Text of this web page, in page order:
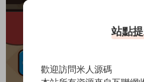
站點
歡迎訪問米人源碼